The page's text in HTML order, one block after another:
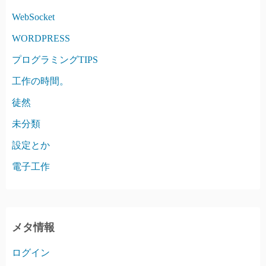
WebSocket
WORDPRESS
プログラミングTIPS
工作の時間。
徒然
未分類
設定とか
電子工作
メタ情報
ログイン